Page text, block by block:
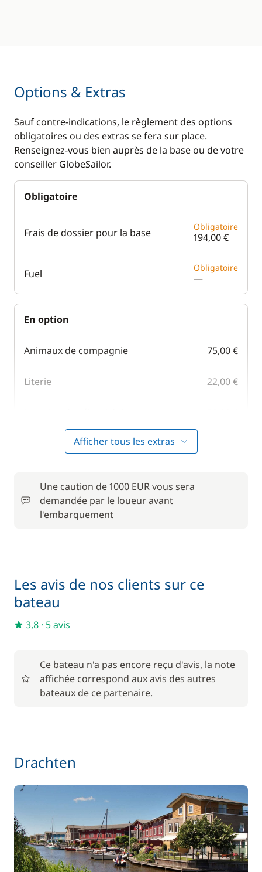
Options & Extras
Sauf contre-indications, le règlement des options
obligatoires ou des extras se fera sur place.
Renseignez-vous bien auprès de la base ou de votre
conseiller GlobeSailor.
Obligatoire
Frais de dossier pour la base Obligatoire
194,00 €
Fuel Obligatoire
—
En option
Animaux de compagnie 75,00 €
Literie 22,00 €
Parking Voitures
Serviettes
Afficher tous les extras
Une caution de 1000 EUR vous sera
demandée par le loueur avant
l'embarquement
Les avis de nos clients sur ce
bateau
3,8 · 5 avis
Ce bateau n'a pas encore reçu d'avis, la note
affichée correspond aux avis des autres
bateaux de ce partenaire.
Drachten